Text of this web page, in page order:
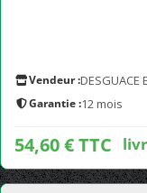
Vendeur :DESGUACE
Garantie :12 mois
54,60 € TTC